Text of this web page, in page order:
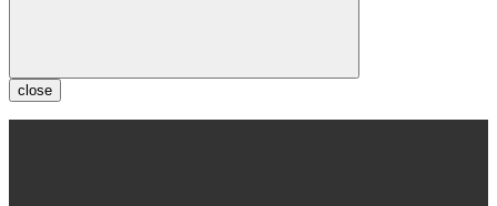
close